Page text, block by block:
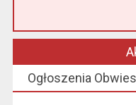
Ogłoszenia